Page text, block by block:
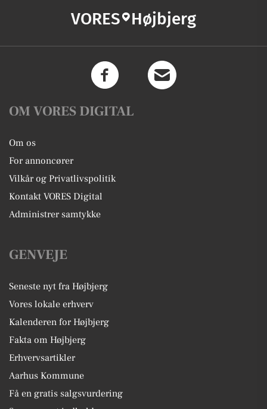
VORES Højbjerg
OM VORES DIGITAL
Om os
For annoncører
Vilkår og Privatlivspolitik
Kontakt VORES Digital
Administrer samtykke
GENVEJE
Seneste nyt fra Højbjerg
Vores lokale erhverv
Kalenderen for Højbjerg
Fakta om Højbjerg
Erhvervsartikler
Aarhus Kommune
Få en gratis salgsvurdering